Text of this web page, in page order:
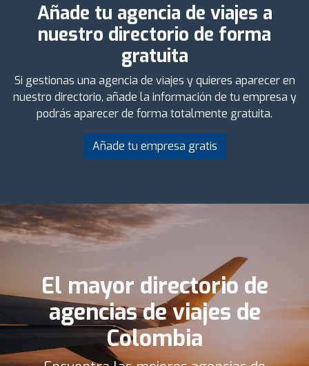
Añade tu agencia de viajes a
nuestro directorio de forma
gratuita
Si gestionas una agencia de viajes y quieres aparecer en
nuestro directorio, añade la información de tu empresa y
podrás aparecer de forma totalmente gratuita.
Añade tu empresa gratis
El mayor directorio de
agencias de viajes de
Colombia